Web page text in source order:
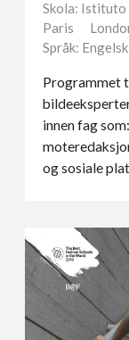
Skola:
Paris
Språk: Engelsk
Programmet
innen fag
og sosiale